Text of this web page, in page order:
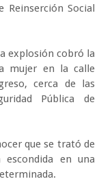
Reinserción Social
explosión cobró la
mujer en la calle
cerca de las
Pública de
que se trató de
en una